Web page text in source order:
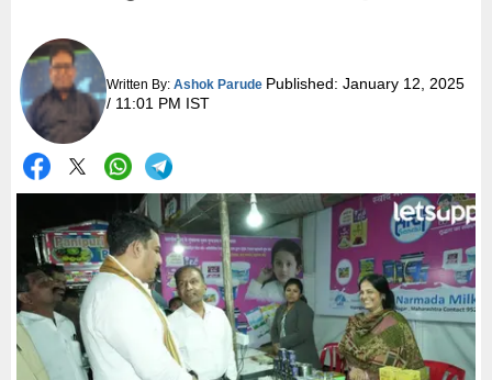
Written By:Ashok Parude Published:January 12, 2025
/ 11:01 PM IST